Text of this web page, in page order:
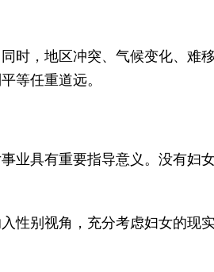
，地区冲突、气候变化、难
等任重道远。
具有重要指导意义。没有妇
别视角，充分考虑妇女的现